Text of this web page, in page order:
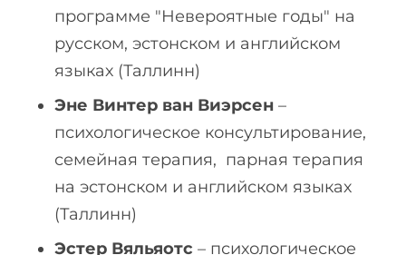
программе "Невероятные годы" на
русском, эстонском и английском
языках (Таллинн)
Эне Винтер ван Виэрсен –
психологическое консультирование,
семейная терапия, парная терапия
на эстонском и английском языках
(Таллинн)
Эстер Вяльяотс – психологическое